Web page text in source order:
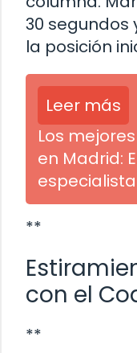
30
la posición
Leer más
Los
en Madrid:
**
con el
**